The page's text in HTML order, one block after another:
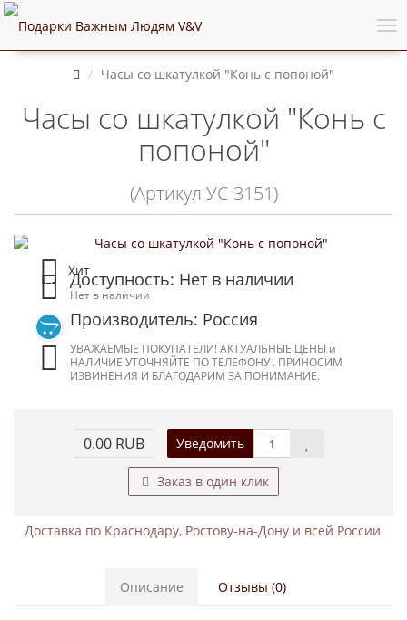
Часы со шкатулкой "Конь с попоной"
Часы со шкатулкой "Конь с
попоной"
(Артикул УС-3151)
Хит
Доступность: Нет в наличии
Нет в наличии
Производитель: Россия
УВАЖАЕМЫЕ ПОКУПАТЕЛИ! АКТУАЛЬНЫЕ ЦЕНЫ и
НАЛИЧИЕ УТОЧНЯЙТЕ ПО ТЕЛЕФОНУ . ПРИНОСИМ
ИЗВИНЕНИЯ И БЛАГОДАРИМ ЗА ПОНИМАНИЕ.
0.00 RUB Уведомить
Заказ в один клик
Доставка по Краснодару, Ростову-на-Дону и всей России
Описание Отзывы (0)